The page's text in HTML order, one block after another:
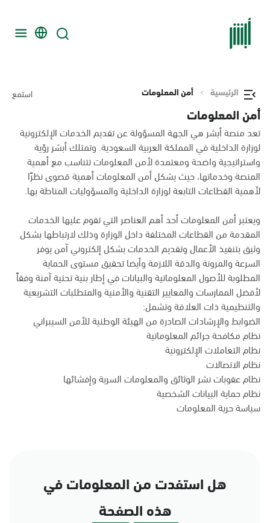
الرئيسية أمن المعلومات استمع
أمن المعلومات
تعد منصة أبشر هي الجهة المسؤولة عن تقديم الخدمات الإلكترونية
لوزارة الداخلية في المملكة العربية السعودية. وتمتلك أبشر رؤية
واستراتيجية واضحة ومعتمدة لأمن المعلومات تتناسب مع أهمية
المنصة وخدماتها، حيث يشكل أمن المعلومات أهمية قصوى نظرًا
لأهمية القطاعات التابعة لوزارة الداخلية والمسؤوليات المناطة بها.
ويعتبر أمن المعلومات أحد أهم العناصر التي تقوم عليها الخدمات
المقدمة من القطاعات المختلفة داخل الوزارة وذلك لارتباطها بشكل
وثيق بتنفيذ الأعمال وتقديم الخدمات بشكل إلكتروني آمن يوفر
السرعة والمرونة والدقة اللازمة وأيضا تحقيق مستوى الحماية
المطلوبة للأصول المعلوماتية والبيانات في إطار بنية تحتية آمنة وفقاً
لأفضل الممارسات والمعايير التقنية والأمنية والمتطلبات التشريعية
والتنظيمية ذات العلاقة وتشمل:
الضوابط والإرشادات الصادرة من الهيئة الوطنية للأمن السيبراني
نظام مكافحة جرائم المعلوماتية
نظام التعاملات الإلكترونية
نظام الاتصالات
نظام عقوبات نشر الوثائق والمعلومات السرية وإفشائها
نظام حماية البيانات الشخصية
سياسة حرية المعلومات
هل استفدت من المعلومات في
هذه الصفحة